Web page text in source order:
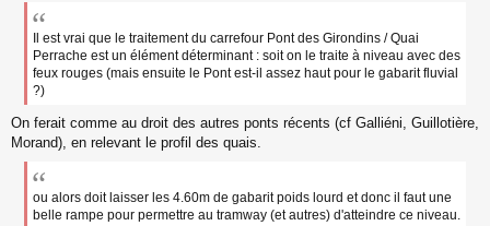
u
Il est vrai que le traitement du carrefour Pont des Girondins / Quai
Perrache est un élément déterminant : soit on le traite à niveau avec des
feux rouges (mais ensuite le Pont est-il assez haut pour le gabarit fluvial
?)
On ferait comme au droit des autres ponts récents (cf Galliéni, Guillotière,
Morand), en relevant le profil des quais.
ou alors doit laisser les 4.60m de gabarit poids lourd et donc il faut une
belle rampe pour permettre au tramway (et autres) d'atteindre ce niveau.